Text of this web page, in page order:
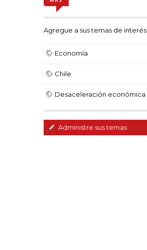
Agregue a sus temas de interés
Economía
Chile
Desaceleración económica
Administre sus temas